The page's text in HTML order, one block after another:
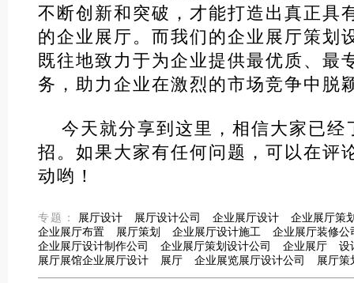
不断创新和突破，才能打造出真正具
的企业展厅。而我们的企业展厅策划
既往地致力于为企业提供最优质、最
务，助力企业在激烈的市场竞争中脱
今天就分享到这里，相信大家已经
招。如果大家有任何问题，可以在评
动哟！
专题： 展厅设计 展厅设计公司 企业展厅设计
企业展厅策
企业展厅布置
展厅策划 企业展厅设计施工
企业展厅装修公
企业展厅设计制作公司
企业展厅策划设计公司 企业展厅
设
展厅展馆企业展厅设计
展厅 企业展览展厅设计公司 展厅策